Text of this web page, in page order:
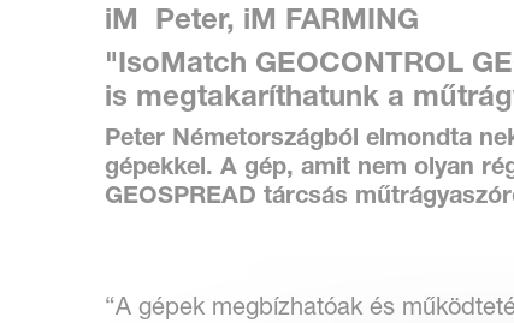
iM Peter, iM FARMING
"IsoMatch GEOCONTROL
is megtakaríthatunk a
Peter Németországból elmondta
gépekkel. A gép, amit nem olyan
GEOSPREAD tárcsás
“A gépek megbízhatóak és